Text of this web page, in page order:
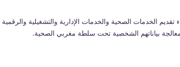
الخدمات الصحية والخدمات الإدارية والتشغيلية
بياناتهم الشخصية تحت سلطة مغربي الصحية.